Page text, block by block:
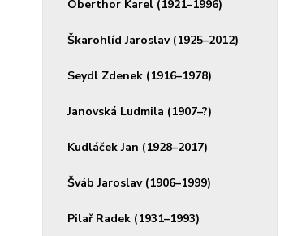
Oberthor Karel (1921–1996)
Škarohlíd Jaroslav (1925–2012)
Seydl Zdenek (1916–1978)
Janovská Ludmila (1907–?)
Kudláček Jan (1928–2017)
Šváb Jaroslav (1906–1999)
Pilař Radek (1931–1993)